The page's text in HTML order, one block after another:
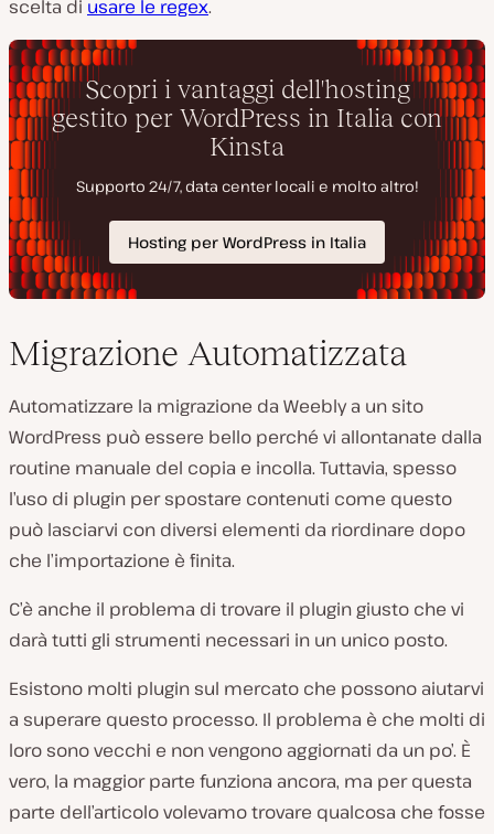
scelta di usare le regex.
Migrazione Automatizzata
Automatizzare la migrazione da Weebly a un sito
WordPress può essere bello perché vi allontanate dalla
routine manuale del copia e incolla. Tuttavia, spesso
l’uso di plugin per spostare contenuti come questo
può lasciarvi con diversi elementi da riordinare dopo
che l’importazione è finita.
C’è anche il problema di trovare il plugin giusto che vi
darà tutti gli strumenti necessari in un unico posto.
Esistono molti plugin sul mercato che possono aiutarvi
a superare questo processo. Il problema è che molti di
loro sono vecchi e non vengono aggiornati da un po’. È
vero, la maggior parte funziona ancora, ma per questa
parte dell’articolo volevamo trovare qualcosa che fosse